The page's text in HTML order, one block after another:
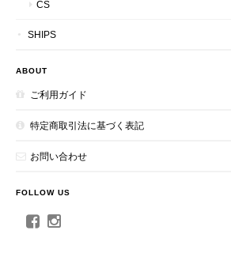
CS
SHIPS
ABOUT
ご利用ガイド
特定商取引法に基づく表記
お問い合わせ
FOLLOW US